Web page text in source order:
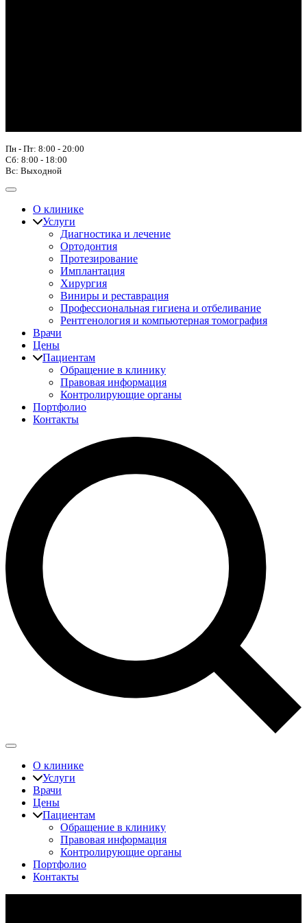
Пн - Пт: 8:00 - 20:00
Сб: 8:00 - 18:00
Вс: Выходной
О клинике
Услуги
Диагностика и лечение
Ортодонтия
Протезирование
Имплантация
Хирургия
Виниры и реставрация
Профессиональная гигиена и отбеливание
Рентгенология и компьютерная томография
Врачи
Цены
Пациентам
Обращение в клинику
Правовая информация
Контролирующие органы
Портфолио
Контакты
О клинике
Услуги
Врачи
Цены
Пациентам
Обращение в клинику
Правовая информация
Контролирующие органы
Портфолио
Контакты